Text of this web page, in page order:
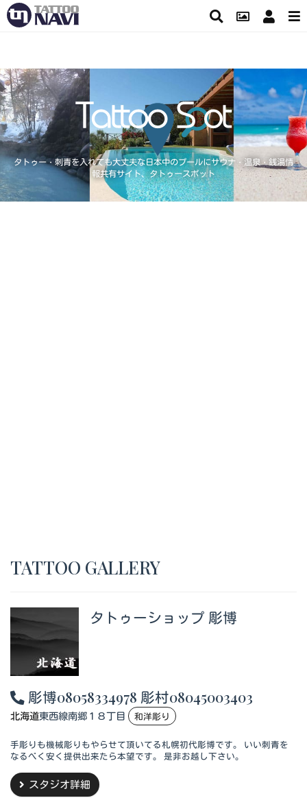
タトゥー・刺青を入れても大丈夫な日本中のプールにサウナ・温泉・銭湯情
報共有サイト、タトゥースポット
TATTOO GALLERY
タトゥーショップ 彫博
彫博08058334978 彫村08045003403
北海道東西線南郷１８丁目 和洋彫り
手彫りも機械彫りもやらせて頂いてる札幌初代彫博です。 いい刺青を
なるべく安く提供出来たら本望です。 是非お越し下さい。
スタジオ詳細